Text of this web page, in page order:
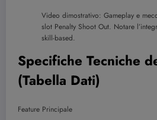
Video dimostrativo: Gameplay e
slot Penalty Shoot Out. Notare
skill-based.
Specifiche Tecniche
(Tabella Dati)
Feature Principale